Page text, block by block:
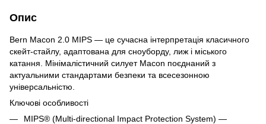
Опис
Bern Macon 2.0 MIPS — це сучасна інтерпретація класичного
скейт-стайлу, адаптована для сноуборду, лиж і міського
катання. Мінімалістичний силует Macon поєднаний з
актуальними стандартами безпеки та всесезонною
універсальністю.
Ключові особливості
MIPS® (Multi-directional Impact Protection System) —